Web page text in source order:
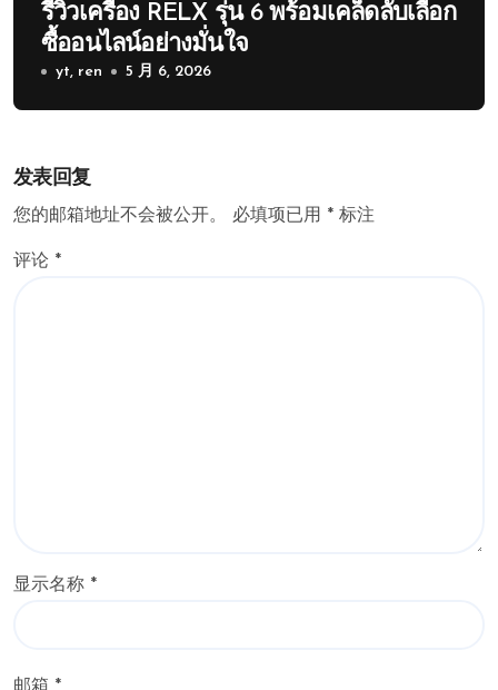
รีวิวเครื่อง RELX รุ่น 6 พร้อมเคล็ดลับเลือก
ซื้ออนไลน์อย่างมั่นใจ
yt, ren 5 月 6, 2026
发表回复
您的邮箱地址不会被公开。 必填项已用 * 标注
评论 *
显示名称 *